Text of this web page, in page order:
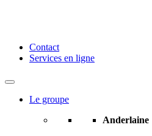
Anderlaine | Conseil – Expert
Contact
Services en ligne
Le groupe
Anderlaine